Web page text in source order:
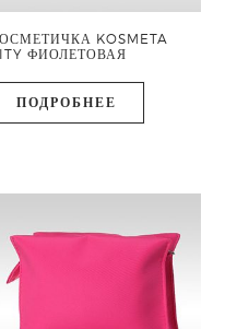
KOSMETA
ФИОЛЕТОВАЯ
ПОДРОБНЕЕ